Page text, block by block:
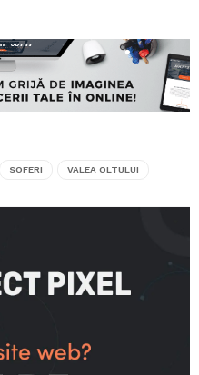
SOFERI VALEA OLTULUI